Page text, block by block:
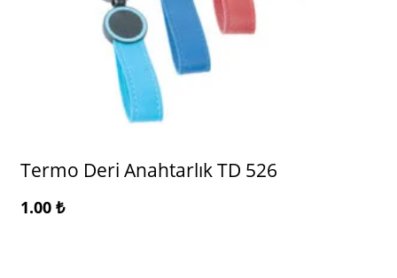
Termo Deri Anahtarlık TD 526
1.00 ₺